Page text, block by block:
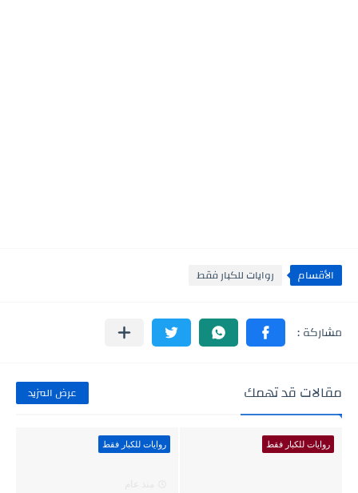
الأقسام روايات للكبار فقط
مقالات قد تهمك عرض المزيد
روايات للكبار فقط روايات للكبار فقط